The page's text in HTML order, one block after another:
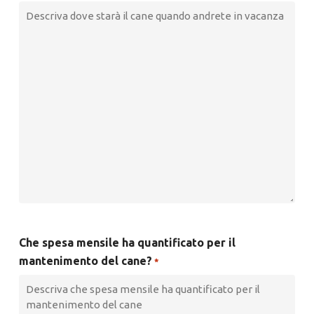
Che spesa mensile ha quantificato per il
mantenimento del cane? *